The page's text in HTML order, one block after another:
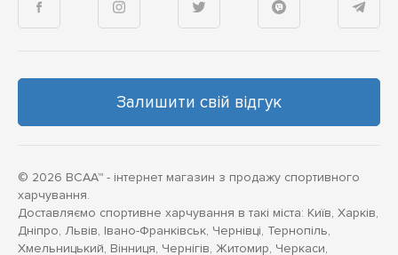
Залишити свій відгук
© 2026 BCAA™ - інтернет магазин з продажу спортивного
харчування.
Доставляємо спортивне харчування в такі міста: Київ, Харків,
Дніпро, Львів, Івано-Франківськ, Чернівці, Тернопіль,
Хмельницький, Вінниця, Чернігів, Житомир, Черкаси,